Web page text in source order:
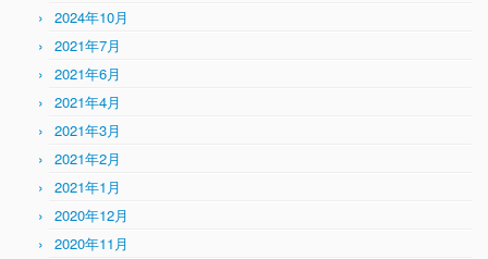
2024年10月
2021年7月
2021年6月
2021年4月
2021年3月
2021年2月
2021年1月
2020年12月
2020年11月